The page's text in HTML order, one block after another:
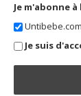
Je m'abonne
Untibebe.com
Je suis